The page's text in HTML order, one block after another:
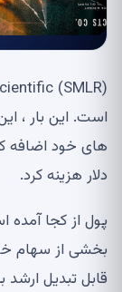
دلار هزینه کرد.
قابل تبدیل